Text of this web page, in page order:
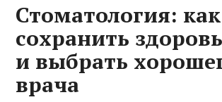
Стоматология: как
сохранить
и выбрать
врача